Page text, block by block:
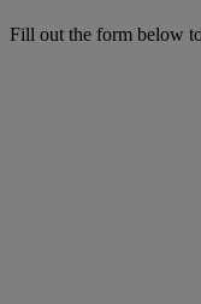
Fill out the form below